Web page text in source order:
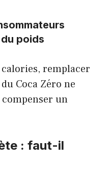
poids
remplacer
Coca Zéro ne
un
: faut-il